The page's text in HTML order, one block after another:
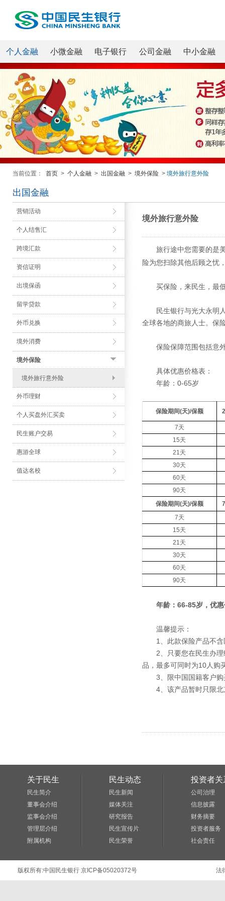
个人金融 小微金融 电子银行 公司金融 中小金融
当前位置： 首页 > 个人金融 > 出国金融 > 境外保险 > 境外旅行意外险
出国金融
营销活动
个人结售汇
跨境汇款
资信证明
出境保函
留学贷款
外币兑换
境外消费
境外保险
境外旅行意外险
外币理财
个人买盘外汇买卖
民生账户交易
惠游全球
值达名校
境外旅行意外险
旅行途中您需要的是
险为您扫除其他后顾之忧
买保险，来民生，最低
民生银行与光大永明人
全球各地的商旅人士。
保险保障范围包括意外
具体优惠价格表：
年龄：0-65岁
保险期间(天)/保额
7天
15天
21天
30天
60天
90天
保险期间(天)/保额
7天
15天
21天
30天
60天
90天
年龄：66-85岁，优
温馨提示：
1、此款保险产品不含
2、只要您在民生办理
品，最多可同时为10人购
3、限中国国籍客户购
4、该产品暂时只限北
关于民生
民生简介
董事会介绍
监事会介绍
管理层介绍
附属机构
民生动态
民生新闻
媒体关注
研究报告
民生宣传片
民生荣誉
投资者关
公司治理
信息披露
财务摘要
投资者服务
社会责任
版权所有:中国民生银行 京ICP备05020372号 法